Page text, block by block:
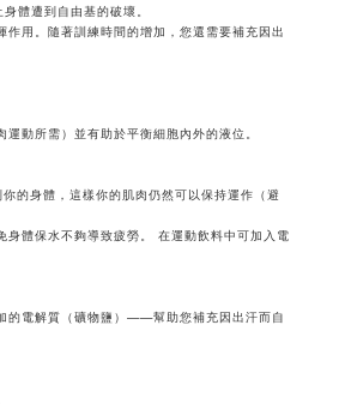
體遭到自由基的破壞。
用。隨著訓練時間的增加，您還需要補充因出
動所需）並有助於平衡細胞內外的液位。
的身體，這樣你的肌肉仍然可以保持運作（避
體保水不夠導致疲勞。 在運動飲料中可加入電
的電解質（礦物鹽）——幫助您補充因出汗而自